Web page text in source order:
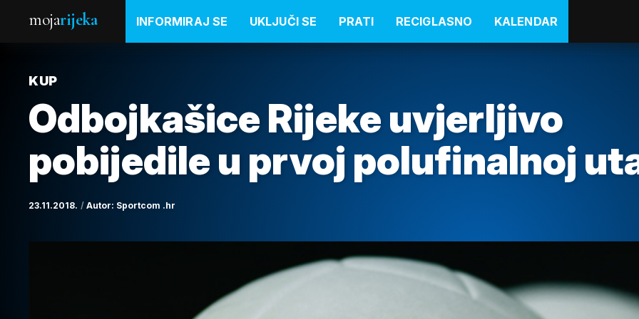
mojarijeka INFORMIRAJ SE UKLJUČI SE PRATI RECIGLASNO KALENDAR
KUP
Odbojkašice Rijeke uvjerljivo
pobijedile u prvoj polufinalnoj
23.11.2018. Autor: Sportcom .hr